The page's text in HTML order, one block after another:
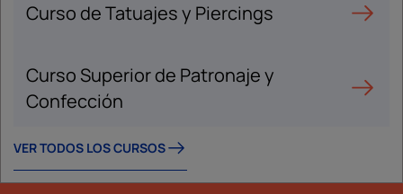
Curso de Tatuajes y Piercings
Curso Superior de Patronaje y
Confección
VER TODOS LOS CURSOS